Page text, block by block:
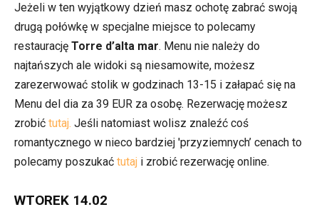
Jeżeli w ten wyjątkowy dzień masz ochotę zabrać swoją
drugą połówkę w specjalne miejsce to polecamy
restaurację Torre d’alta mar. Menu nie należy do
najtańszych ale widoki są niesamowite, możesz
zarezerwować stolik w godzinach 13-15 i załapać się na
Menu del dia za 39 EUR za osobę. Rezerwację możesz
zrobić tutaj. Jeśli natomiast wolisz znaleźć coś
romantycznego w nieco bardziej 'przyziemnych’ cenach to
polecamy poszukać tutaj i zrobić rezerwację online.
WTOREK 14.02